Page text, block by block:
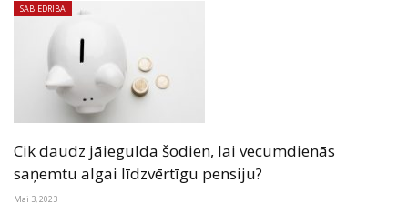
SABIEDRĪBA
Cik daudz jāiegulda šodien, lai vecumdienās
saņemtu algai līdzvērtīgu pensiju?
Mai 3, 2023